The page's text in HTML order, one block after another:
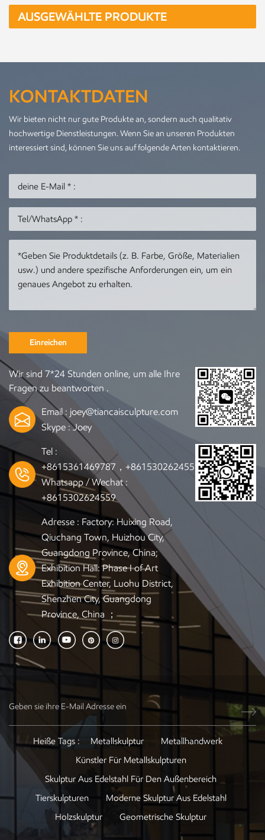
AUSGEWÄHLTE PRODUKTE
KONTAKTDATEN
Wir bieten nicht nur gute Produkte an, sondern auch qualitativ
hochwertige Dienstleistungen. Wenn Sie an unseren Produkten
interessiert sind, können Sie uns auf folgende Arten kontaktieren.
Einreichen
Wir sind 7*24 Stunden online, um alle Ihre
Fragen zu beantworten .
Email : joey@tiancaisculpture.com
Skype :Joey
Tel :
+8615361469787，+8615302624559
Whatsapp / Wechat :
+8615302624559
Adresse : Factory: Huixing Road,
Qiuchang Town, Huizhou City,
Guangdong Province, China;
Exhibition Hall: Phase I of Art
Exhibition Center, Luohu District,
Shenzhen City, Guangdong
Province, China ；
Heiße Tags : Metallskulptur
Metallhandwerk
Künstler Für Metallskulpturen
Skulptur Aus Edelstahl Für Den Außenbereich
Tierskulpturen
Moderne Skulptur Aus Edelstahl
Holzskulptur
Geometrische Skulptur